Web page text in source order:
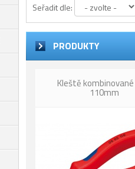
Seřadit dle:
PRODUKTY
Kleště
110mm